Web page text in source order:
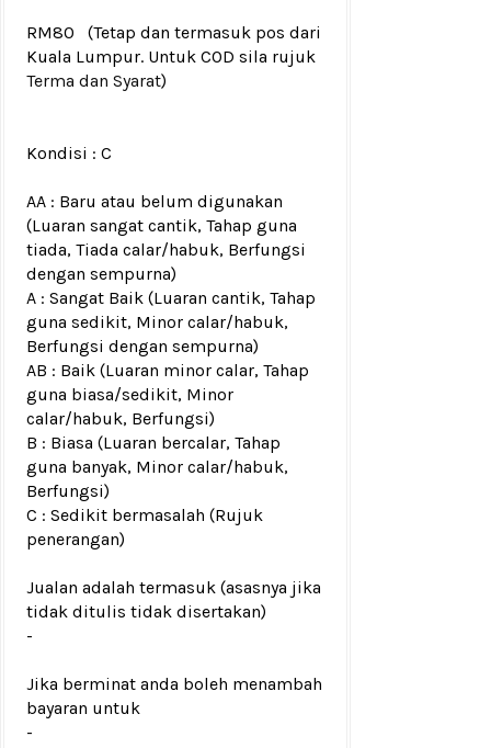
RM80
(Tetap dan termasuk pos dari
Kuala Lumpur. Untuk COD sila rujuk
Terma dan Syarat)
Kondisi : C
AA : Baru atau belum digunakan
(Luaran sangat cantik, Tahap guna
tiada, Tiada calar/habuk, Berfungsi
dengan sempurna)
A : Sangat Baik (Luaran cantik, Tahap
guna sedikit, Minor calar/habuk,
Berfungsi dengan sempurna)
AB : Baik (Luaran minor calar, Tahap
guna biasa/sedikit, Minor
calar/habuk, Berfungsi)
B : Biasa (Luaran bercalar, Tahap
guna banyak, Minor calar/habuk,
Berfungsi)
C : Sedikit bermasalah (Rujuk
penerangan)
Jualan adalah termasuk (asasnya jika
tidak ditulis tidak disertakan)
-
Jika berminat anda boleh menambah
bayaran untuk
-